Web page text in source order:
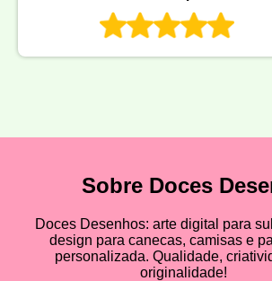
Sobre Doces
Doces Desenhos: arte digital para
design para canecas, camisas e
personalizada. Qualidade,
originalidade!